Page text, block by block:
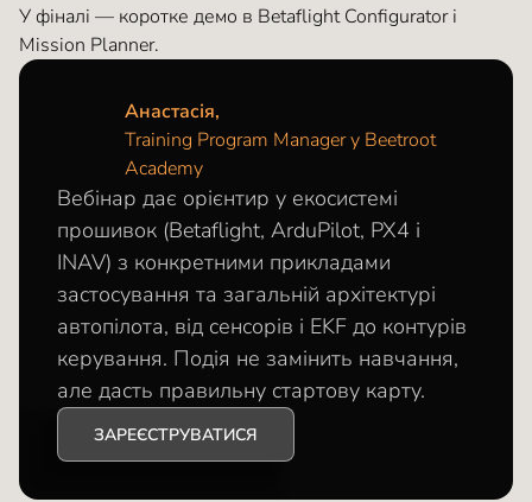
У фіналі — коротке демо в Betaflight Configurator і
Mission Planner.
Анастасія,
Training Program Manager у Beetroot
Academy
Вебінар дає орієнтир у екосистемі
прошивок (Betaflight, ArduPilot, PX4 і
INAV) з конкретними прикладами
застосування та загальній архітектурі
автопілота, від сенсорів і EKF до контурів
керування. Подія не замінить навчання,
але дасть правильну стартову карту.
ЗАРЕЄСТРУВАТИСЯ